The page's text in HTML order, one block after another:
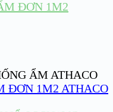
ẨM ATHACO
ĐƠN 1M2 ATHACO